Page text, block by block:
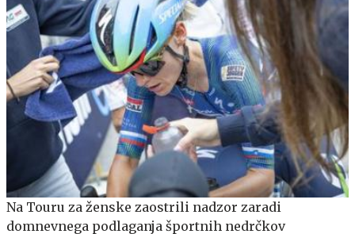
Na Touru za ženske zaostrili nadzor zaradi
domnevnega podlaganja športnih nedrčkov